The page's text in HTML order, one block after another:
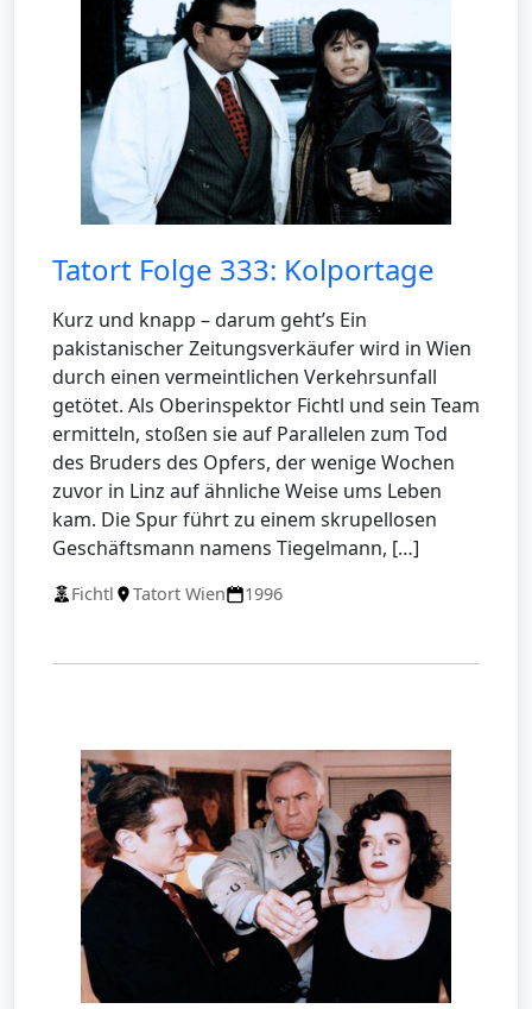
Tatort Folge 333: Kolportage
Kurz und knapp – darum geht’s Ein
pakistanischer Zeitungsverkäufer wird in Wien
durch einen vermeintlichen Verkehrsunfall
getötet. Als Oberinspektor Fichtl und sein Team
ermitteln, stoßen sie auf Parallelen zum Tod
des Bruders des Opfers, der wenige Wochen
zuvor in Linz auf ähnliche Weise ums Leben
kam. Die Spur führt zu einem skrupellosen
Geschäftsmann namens Tiegelmann, […]
Fichtl Tatort Wien 1996